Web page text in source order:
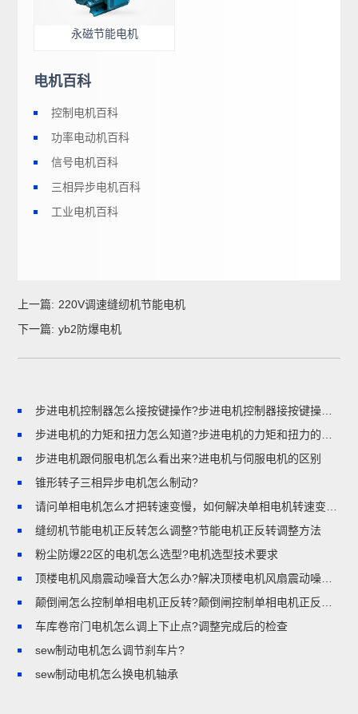
永磁节能电机
电机百科
控制电机百科
功率电动机百科
信号电机百科
三相异步电机百科
工业电机百科
上一篇: 220V调速缝纫机节能电机
下一篇: yb2防爆电机
步进电机跟伺服电机怎么看出来?进电机与伺服电机的区别
锥形转子三相异步电机怎么制动?
缝纫机节能电机正反转怎么调整?节能电机正反转调整方法
粉尘防爆22区的电机怎么选型?电机选型技术要求
车库卷帘门电机怎么调上下止点?调整完成后的检查
sew制动电机怎么调节刹车片?
sew制动电机怎么换电机轴承